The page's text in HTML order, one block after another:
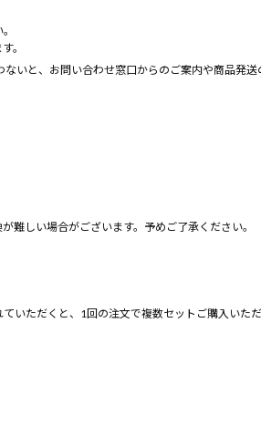
。
いと、お問い合わせ窓口からのご案内や商品発送
しい場合がございます。予めご了承ください。
いただくと、1回の注文で複数セットご購入いただ